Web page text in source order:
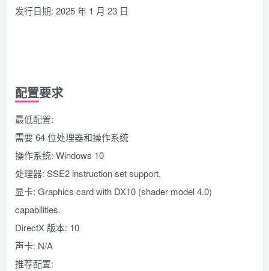
发行日期: 2025 年 1 月 23 日
配置要求
最低配置:
需要 64 位处理器和操作系统
操作系统: Windows 10
处理器: SSE2 instruction set support.
显卡: Graphics card with DX10 (shader model 4.0)
capabilities.
DirectX 版本: 10
声卡: N/A
推荐配置: